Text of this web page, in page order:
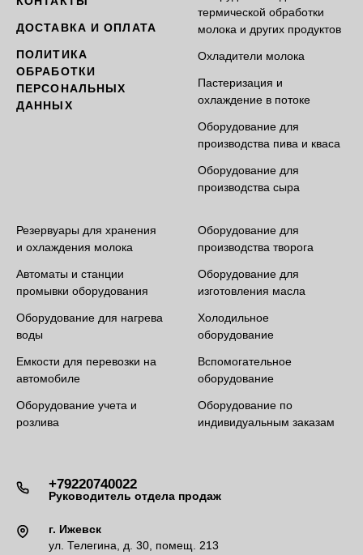
ДОСТАВКА И ОПЛАТА
ПОЛИТИКА
ОБРАБОТКИ
ПЕРСОНАЛЬНЫХ
ДАННЫХ
термической обработки
молока и других продуктов
Охладители молока
Пастеризация и
охлаждение в потоке
Оборудование для
производства пива и кваса
Оборудование для
производства сыра
Резервуары для хранения
и охлаждения молока
Автоматы и станции
промывки оборудования
Оборудование для нагрева
воды
Емкости для перевозки на
автомобиле
Оборудование учета и
розлива
Оборудование для
производства творога
Оборудование для
изготовления масла
Холодильное
оборудование
Вспомогательное
оборудование
Оборудование по
индивидуальным заказам
+79220740022
Руководитель отдела продаж
г. Ижевск
ул. Телегина, д. 30, помещ. 213